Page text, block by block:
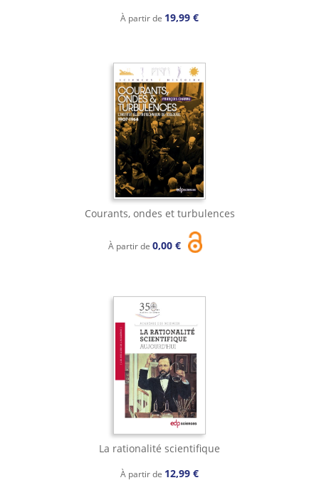
À partir de 19,99 €
Courants, ondes et turbulences
À partir de 0,00 €
La rationalité scientifique
À partir de 12,99 €